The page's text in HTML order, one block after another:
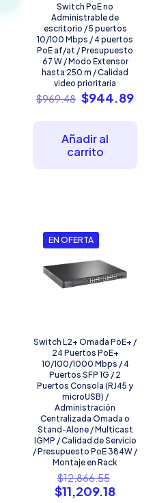
Switch PoE no
Administrable de
escritorio / 5 puertos
10/100 Mbps / 4 puertos
PoE af/at / Presupuesto
67 W / Modo Extensor
hasta 250 m / Calidad
video prioritaria
$969.48 El
era:
$969.48.
$944.89El
Añadir al
carrito
EN OFERTA
Switch L2+ Omada PoE+ /
24 Puertos PoE+
10/100/1000 Mbps / 4
Puertos SFP 1G / 2
Puertos Consola (RJ45 y
microUSB) /
Administración
Centralizada Omada o
Stand-Alone / Multicast
IGMP / Calidad de Servicio
/ Presupuesto PoE 384W /
Montaje en Rack
$12,866.55
precio
$11,209.18El